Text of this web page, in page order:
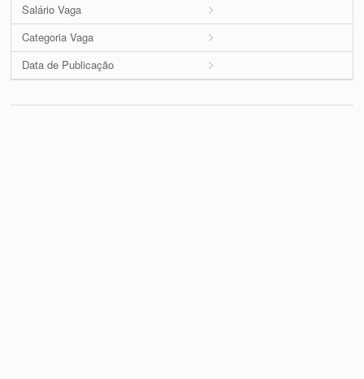
Salário Vaga
Categoria Vaga
Data de Publicação